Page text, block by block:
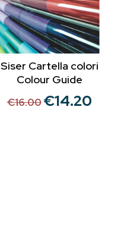
Siser Cartella colori
Colour Guide
€16.00 Il
€14.20Il